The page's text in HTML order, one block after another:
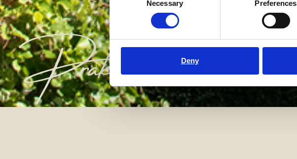
Selection
Necessary Preferences
Deny
Praktisk information